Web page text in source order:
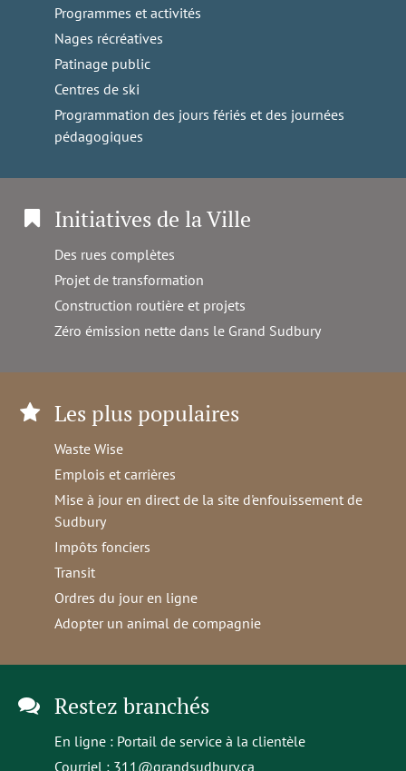
Programmes et activités
Nages récréatives
Patinage public
Centres de ski
Programmation des jours fériés et des journées
pédagogiques
Initiatives de la Ville
Des rues complètes
Projet de transformation
Construction routière et projets
Zéro émission nette dans le Grand Sudbury
Les plus populaires
Waste Wise
Emplois et carrières
Mise à jour en direct de la site d'enfouissement de
Sudbury
Impôts fonciers
Transit
Ordres du jour en ligne
Adopter un animal de compagnie
Restez branchés
En ligne : Portail de service à la clientèle
Courriel : 311@grandsudbury.ca